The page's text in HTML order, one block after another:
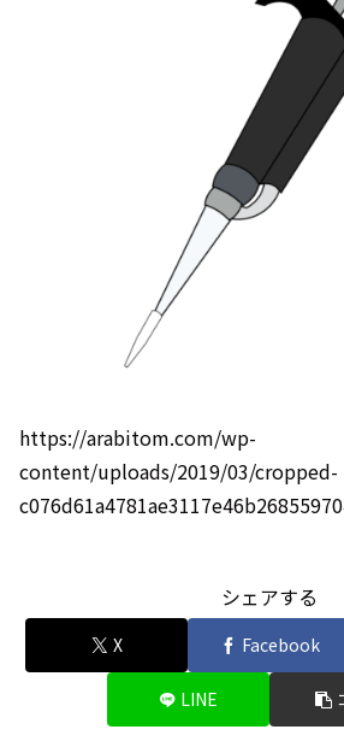
https://arabitom.com/wp-
content/uploads/2019/03/cropped-
シェアする
X Facebook
LINE